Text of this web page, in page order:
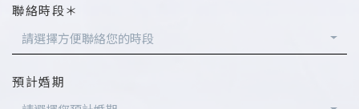
聯絡時段＊
請選擇方便聯絡您的時段
預計婚期